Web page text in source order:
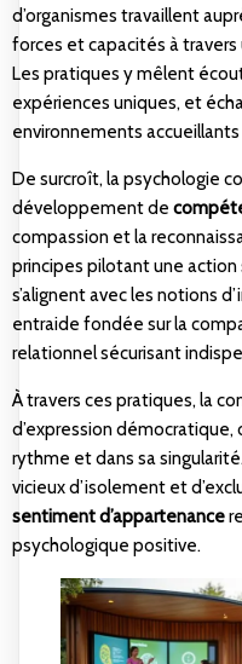
d’organismes travaillent
forces et capacités à
Les pratiques y mêlent
expériences uniques, et
environnements
De surcroît, la psychologie
développement de
compassion et la
principes pilotant une
s’alignent avec les notions d’
entraide fondée sur la
relationnel sécurisant
À travers ces pratiques, la
d’expression démocratique,
rythme et dans sa
vicieux d’isolement et
sentiment d’appartenance
psychologique positive.